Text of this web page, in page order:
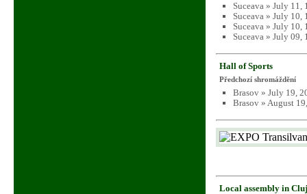
Suceava » July 11,
Suceava » July 10,
Suceava » July 10,
Suceava » July 09,
Hall of Sports
Předchozí shromáždění
Brasov » July 19,
Brasov » August
Local assembly in